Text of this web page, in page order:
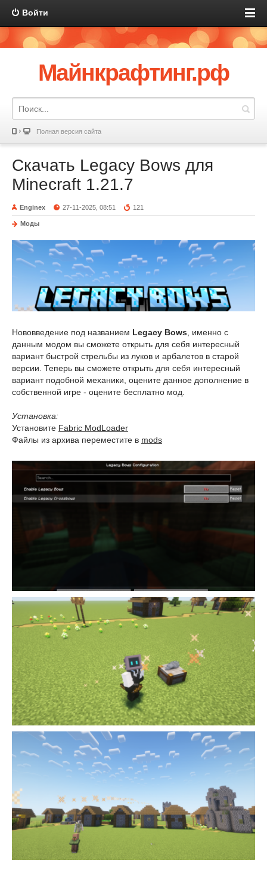
Войти
Майнкрафтинг.рф
Полная версия сайта
Скачать Legacy Bows для
Minecraft 1.21.7
Enginex 27-11-2025, 08:51 121
Моды
Нововведение под названием Legacy Bows , именно с
данным модом вы сможете открыть для себя интересный
вариант быстрой стрельбы из луков и арбалетов в старой
версии. Теперь вы сможете открыть для себя интересный
вариант подобной механики, оцените данное дополнение в
собственной игре - оцените бесплатно мод.
Установка:
Установите Fabric ModLoader
Файлы из архива переместите в mods